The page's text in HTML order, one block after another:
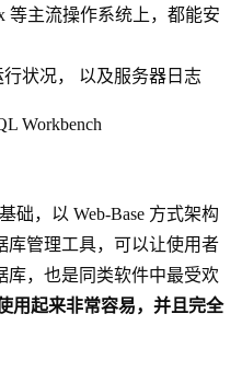
等主流操作系统上，都能安
状况， 以及服务器日志
Workbench
础，以 Web-Base 方式架构
库管理工具，可以让使用者
库，也是同类软件中最受欢
用起来非常容易，并且完全